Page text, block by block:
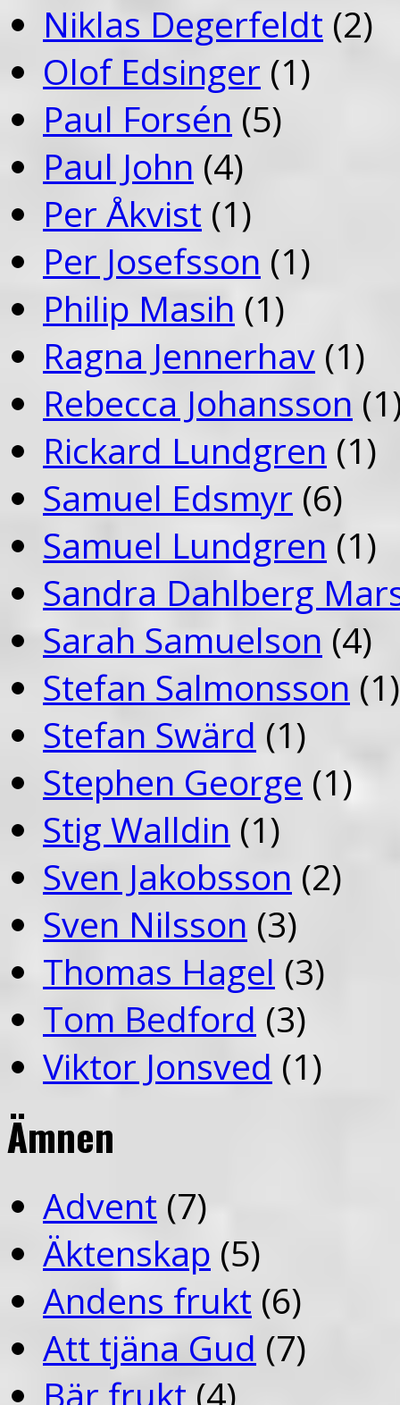
Niklas Degerfeldt (2)
Olof Edsinger (1)
Paul Forsén (5)
Paul John (4)
Per Åkvist (1)
Per Josefsson (1)
Philip Masih (1)
Ragna Jennerhav (1)
Rebecca Johansson
Rickard Lundgren (1)
Samuel Edsmyr (6)
Samuel Lundgren (1)
Sandra Dahlberg
Sarah Samuelson (4)
Stefan Salmonsson (1)
Stefan Swärd (1)
Stephen George (1)
Stig Walldin (1)
Sven Jakobsson (2)
Sven Nilsson (3)
Thomas Hagel (3)
Tom Bedford (3)
Viktor Jonsved (1)
Ämnen
Advent (7)
Äktenskap (5)
Andens frukt (6)
Att tjäna Gud (7)
Bär frukt (4)